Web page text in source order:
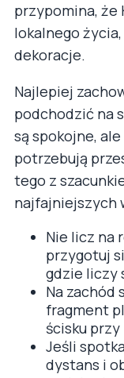
przypomina, że
lokalnego
dekoracje.
Najlepiej
podchodzić na
są spokojne,
potrzebują
tego z
najfajniejszych
Nie licz na
przygotuj
gdzie liczy
Na zachód
fragment
ścisku
Jeśli
dystans i